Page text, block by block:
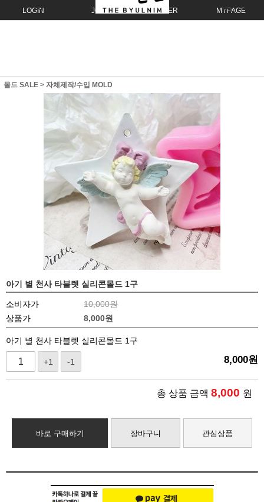
LOGIN JOIN ORDER MYPAGE
몰드 SALE > 자체제작/수입 MOLD
아기 별 천사 타블렛 실리콘몰드 1구
소비자가
10,000원
상품가
8,000원
아기 별 천사 타블렛 실리콘몰드 1구
+1 -1 8,000원
총 상품 금액 8,000 원
바로 구매하기 장바구니 관심상품